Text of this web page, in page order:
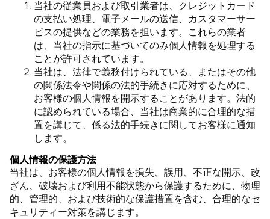
当社の従業員および取引業者は、クレジットカード
の支払い処理、電子メールの送信、カスタマーサー
ビスの提供などの業務を担います。これらの業者
は、当社の指示に基づいてのみ個人情報を処理する
ことが許可されています。
当社は、法律で義務付けられている、またはその他
の関係法令や関係の法的手続きに応対するために、
お客様の個人情報を開示することがあります。法的
に認められている場合、当社は商業的に合理的な措
置を講じて、係る法的手続きに関してお客様に通知
します。
個人情報の保護方法
当社は、お客様の個人情報を損失、誤用、不正な開示、改
ざん、破壊および利用不能状態から保護するために、物理
的、管理的、および技術的な保護措置を含む、合理的なセ
キュリティー対策を講じます。